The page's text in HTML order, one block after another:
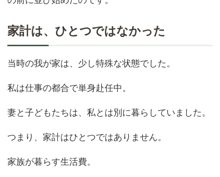
家計は、ひとつではなかった
当時の我が家は、少し特殊な状態でした。
私は仕事の都合で単身赴任中。
妻と子どもたちは、私とは別に暮らしていました。
つまり、家計はひとつではありません。
家族が暮らす生活費。